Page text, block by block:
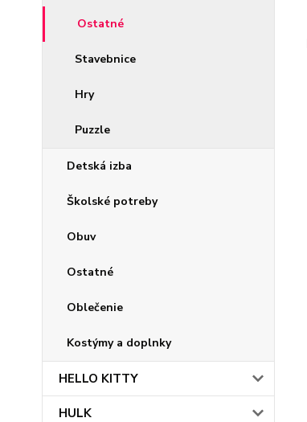
Ostatné
Stavebnice
Hry
Puzzle
Detská izba
Školské potreby
Obuv
Ostatné
Oblečenie
Kostýmy a doplnky
HELLO KITTY
HULK